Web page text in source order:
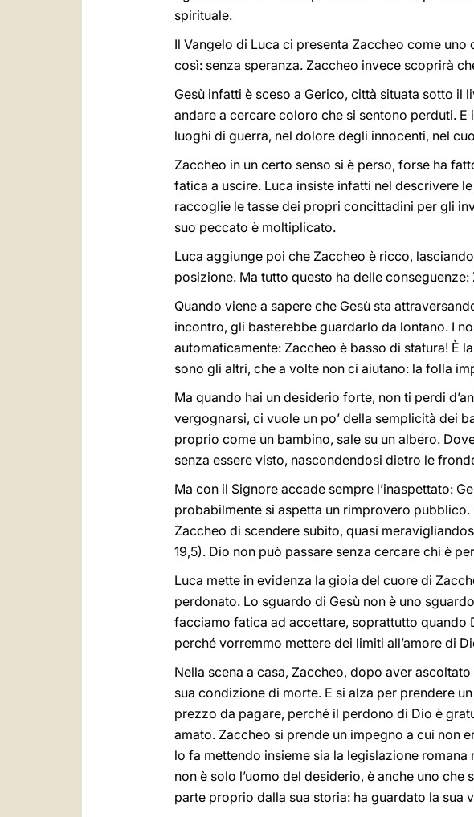
spirituale.
Il Vangelo di Luca ci presenta Zaccheo come
così: senza speranza. Zaccheo invece scoprirà
Gesù infatti è sceso a Gerico, città situata sotto il
andare a cercare coloro che si sentono perduti.
luoghi di guerra, nel dolore degli innocenti, nel
Zaccheo in un certo senso si è perso, forse ha
fatica a uscire. Luca insiste infatti nel descrivere
raccoglie le tasse dei propri concittadini per gli
suo peccato è moltiplicato.
Luca aggiunge poi che Zaccheo è ricco,
posizione. Ma tutto questo ha delle
Quando viene a sapere che Gesù sta
incontro, gli basterebbe guardarlo da lontano. I
automaticamente: Zaccheo è basso di statura! È
sono gli altri, che a volte non ci aiutano: la folla
Ma quando hai un desiderio forte, non ti perdi
vergognarsi, ci vuole un po’ della semplicità dei
proprio come un bambino, sale su un albero.
senza essere visto, nascondendosi dietro le
Ma con il Signore accade sempre l’inaspettato:
probabilmente si aspetta un rimprovero pubblico.
Zaccheo di scendere subito, quasi
19,5). Dio non può passare senza cercare chi è
Luca mette in evidenza la gioia del cuore di
perdonato. Lo sguardo di Gesù non è uno
facciamo fatica ad accettare, soprattutto
perché vorremmo mettere dei limiti all’amore di
Nella scena a casa, Zaccheo, dopo aver
sua condizione di morte. E si alza per prendere
prezzo da pagare, perché il perdono di Dio è
amato. Zaccheo si prende un impegno a cui non
lo fa mettendo insieme sia la legislazione
non è solo l’uomo del desiderio, è anche uno
parte proprio dalla sua storia: ha guardato la sua